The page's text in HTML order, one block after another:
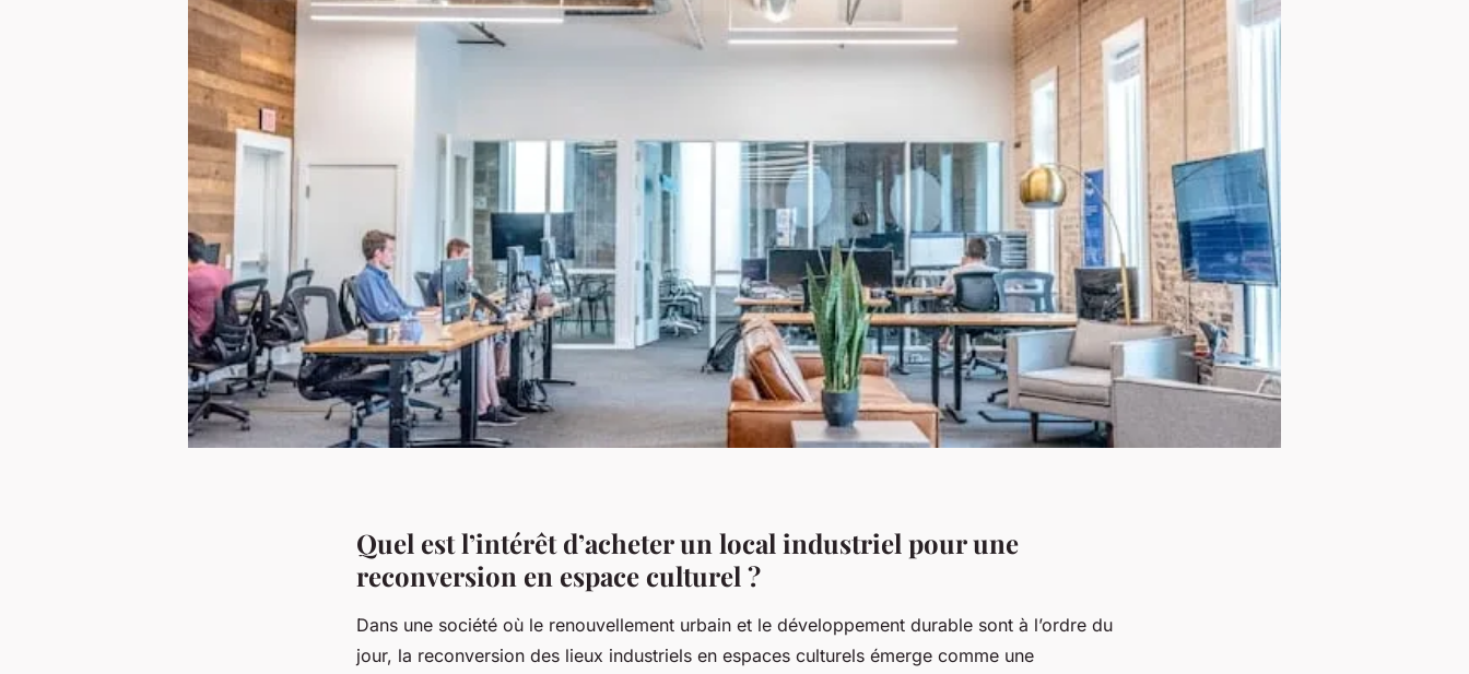
Quel est l’intérêt d’acheter un local industriel pour une
reconversion en espace culturel ?
Dans une société où le renouvellement urbain et le développement durable sont à l’ordre du
jour, la reconversion des lieux industriels en espaces culturels émerge comme une